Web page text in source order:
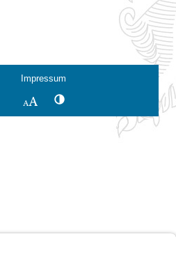
Impressum
SchriftgrößeKontrastwechsel